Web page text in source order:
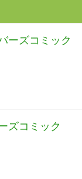
ーズコミック
ズコミック